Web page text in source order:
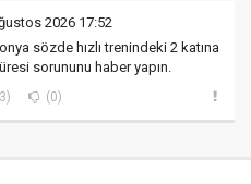
2026 17:52
sözde hızlı trenindeki 2 katına
sorununu haber yapın.
(0)